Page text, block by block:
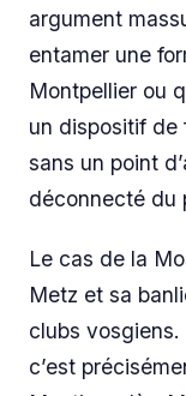
argument
entamer une
Montpellier ou
un dispositif de
sans un point
déconnecté du
Le cas de la
Metz et sa
clubs vosgiens.
c’est